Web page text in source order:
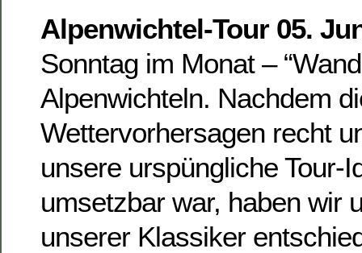
Alpenwichtel-Tour 05.
Sonntag im Monat –
Alpenwichteln. Nachdem
Wettervorhersagen recht
unsere urspüngliche Tour-
umsetzbar war, haben wir
unserer Klassiker